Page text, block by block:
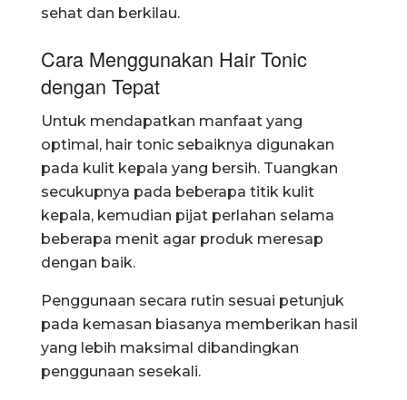
sehat dan berkilau.
Cara Menggunakan Hair Tonic
dengan Tepat
Untuk mendapatkan manfaat yang
optimal, hair tonic sebaiknya digunakan
pada kulit kepala yang bersih. Tuangkan
secukupnya pada beberapa titik kulit
kepala, kemudian pijat perlahan selama
beberapa menit agar produk meresap
dengan baik.
Penggunaan secara rutin sesuai petunjuk
pada kemasan biasanya memberikan hasil
yang lebih maksimal dibandingkan
penggunaan sesekali.